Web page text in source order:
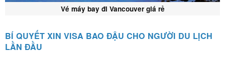
Vé máy bay đi Vancouver giá rẻ
BÍ QUYẾT XIN VISA BAO ĐẬU CHO NGƯỜI DU LỊCH
LẦN ĐẦU